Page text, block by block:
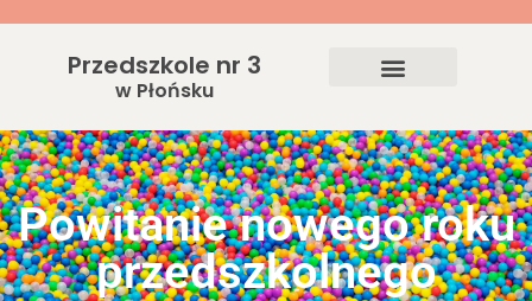
Przedszkole nr 3
w Płońsku
Powitanie nowego roku
przedszkolnego